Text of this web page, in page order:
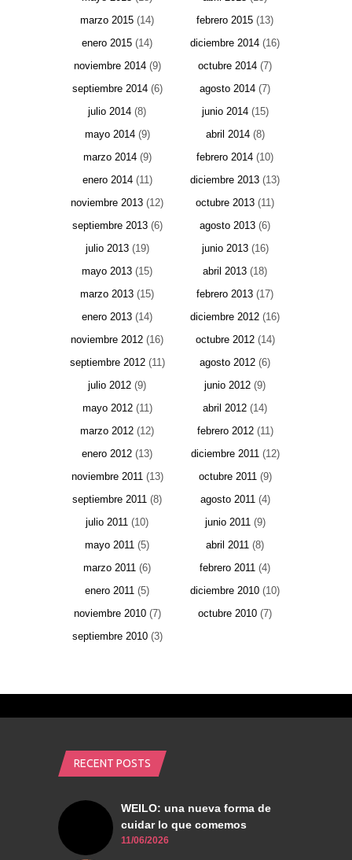
marzo 2015 (14) febrero 2015 (13)
enero 2015 (14) diciembre 2014 (16)
noviembre 2014(9) octubre 2014 (7)
septiembre 2014(6) agosto 2014 (7)
julio 2014 (8) junio 2014(15)
mayo 2014(9) abril 2014(8)
marzo 2014(9) febrero 2014 (10)
enero 2014(11) diciembre 2013 (13)
noviembre 2013 (12) octubre 2013 (11)
septiembre 2013(6) agosto 2013 (6)
julio 2013(19) junio 2013(16)
mayo 2013 (15) abril 2013 (18)
marzo 2013 (15) febrero 2013 (17)
enero 2013 (14) diciembre 2012 (16)
noviembre 2012 (16) octubre 2012(14)
septiembre 2012(11) agosto 2012 (6)
julio 2012 (9) junio 2012 (9)
mayo 2012(11) abril 2012 (14)
marzo 2012 (12) febrero 2012(11)
enero 2012 (13) diciembre 2011(12)
noviembre 2011(13) octubre 2011(9)
septiembre 2011 (8) agosto 2011(4)
julio 2011 (10) junio 2011(9)
mayo 2011 (5) abril 2011 (8)
marzo 2011 (6) febrero 2011 (4)
enero 2011 (5) diciembre 2010 (10)
noviembre 2010(7) octubre 2010 (7)
septiembre 2010(3)
RECENT POSTS
WEILO: una nueva forma de
cuidar lo que comemos
11/06/2026